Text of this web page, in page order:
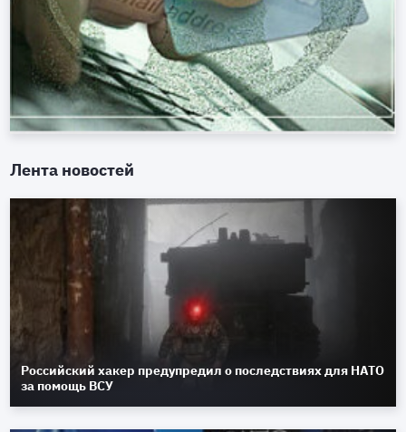
Лента новостей
Российский хакер предупредил о последствиях для НАТО
за помощь ВСУ